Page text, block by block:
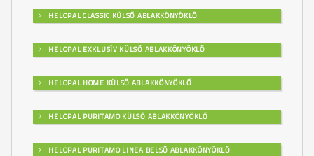
HELOPAL CLASSIC KÜLSŐ ABLAKKÖNYÖKLŐ
HELOPAL EXKLUSÍV KÜLSŐ ABLAKKÖNYÖKLŐ
HELOPAL HOME KÜLSŐ ABLAKKÖNYÖKLŐ
HELOPAL PURITAMO KÜLSŐ ABLAKKÖNYÖKLŐ
HELOPAL PURITAMO LINEA BELSŐ ABLAKKÖNYÖKLŐ